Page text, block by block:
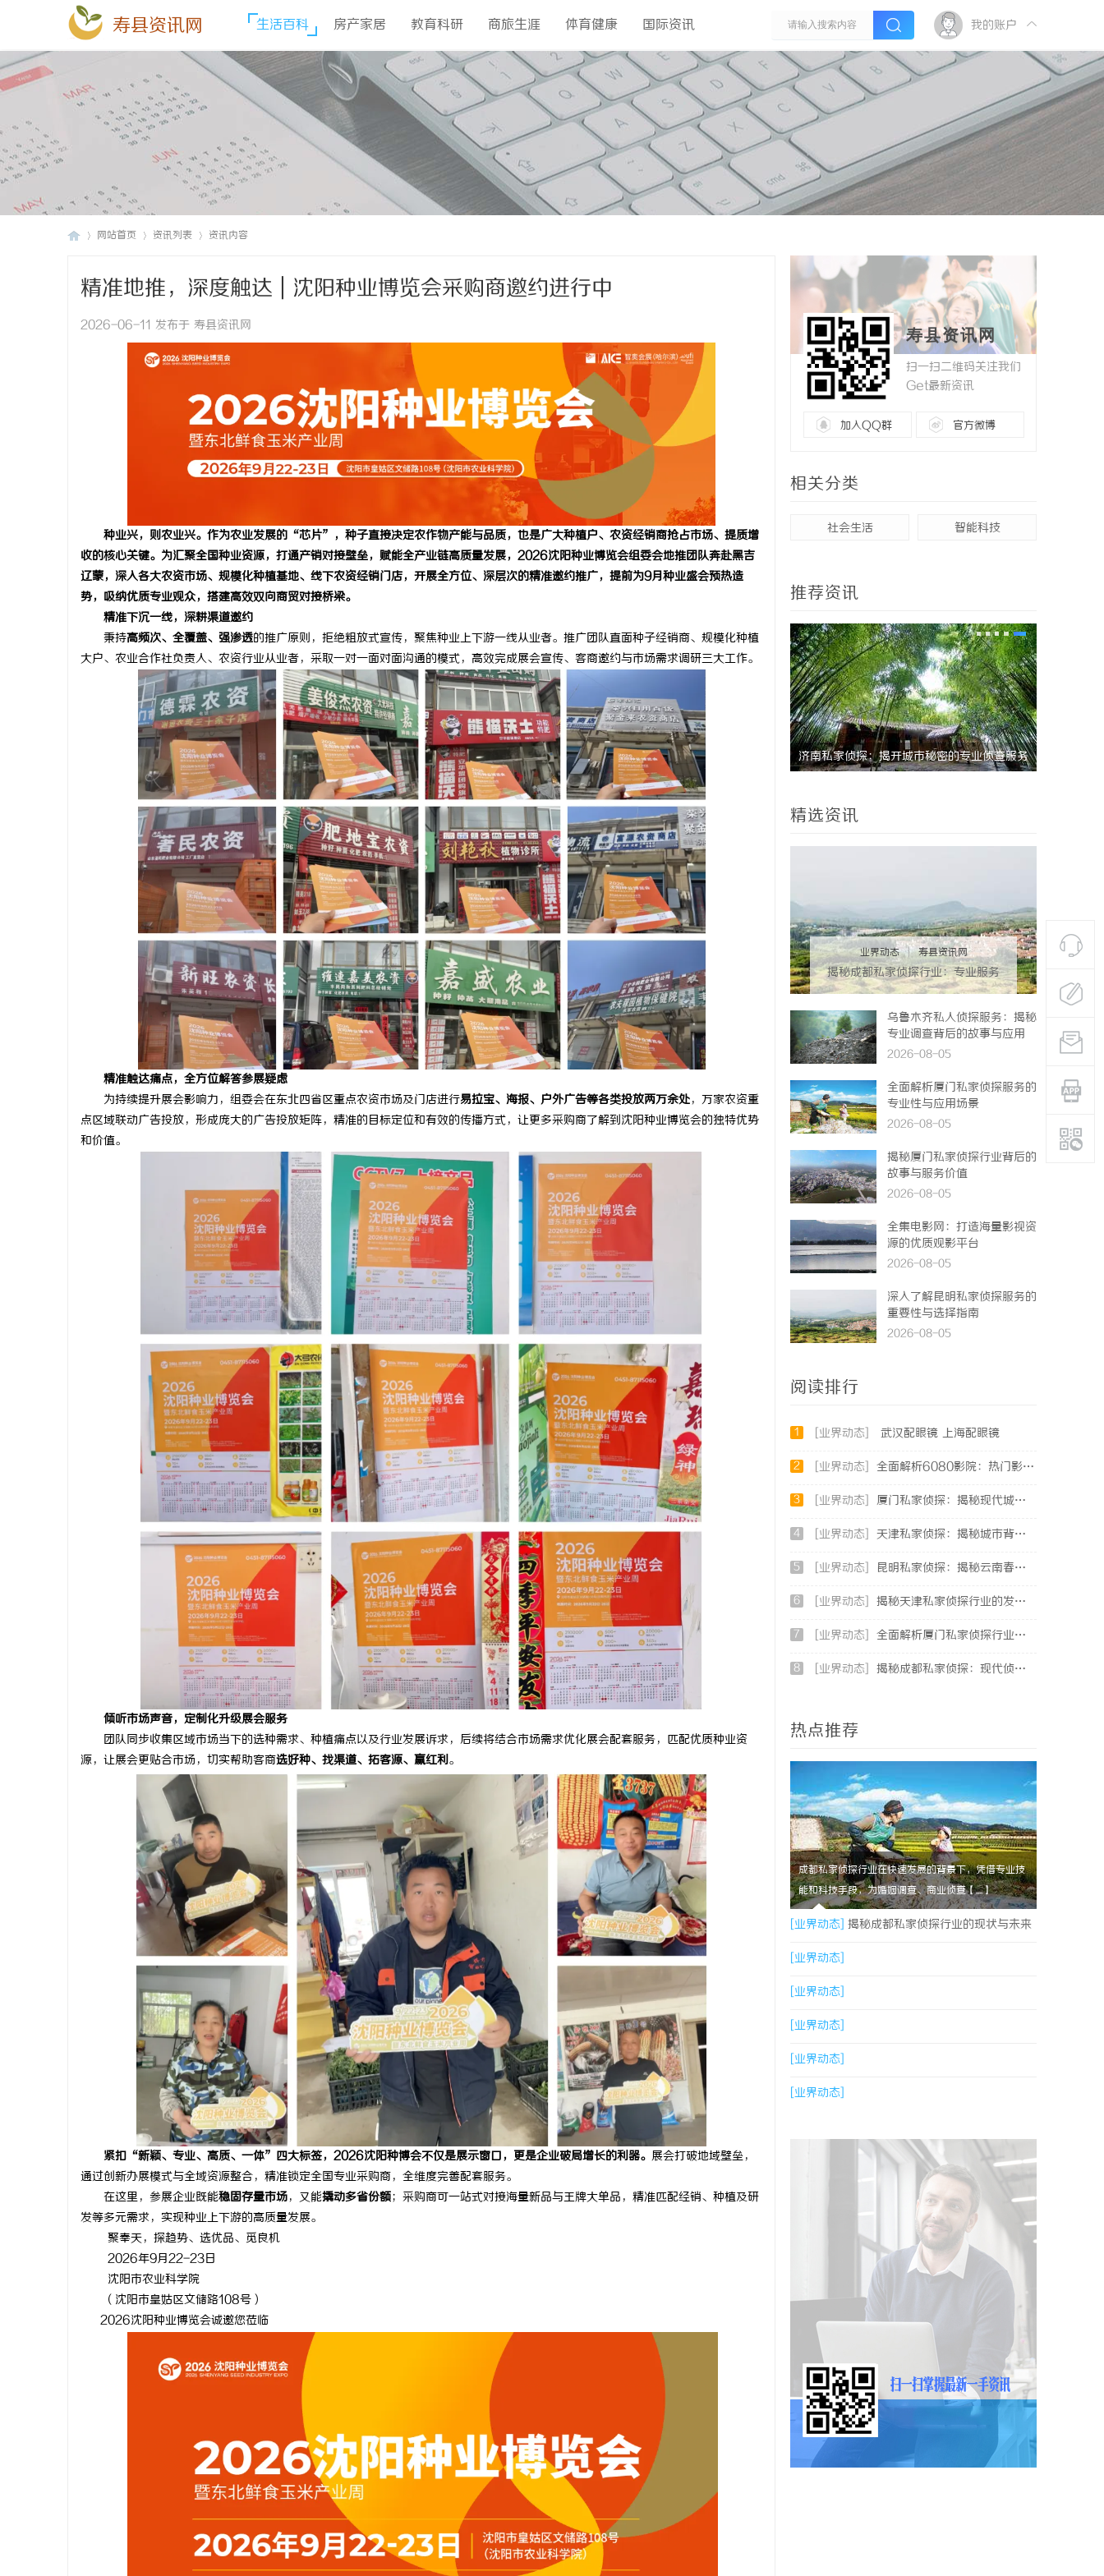
寿县资讯网 生活百科 房产家居 教育科研 商旅生涯 体育健康 国际资讯 我的账户
网站首页 资讯列表 资讯内容
精准地推，深度触达 | 沈阳种业博览会采购商邀约进行中
2026-06-11 发布于 寿县资讯网
种业兴，则农业兴。作为农业发展的“芯片”，种子直接决定农作物产能与品质，也是广大种植户、农资经销商抢占市场、提质增
收的核心关键。为汇聚全国种业资源，打通产销对接壁垒，赋能全产业链高质量发展，2026沈阳种业博览会组委会地推团队奔赴黑吉
辽蒙，深入各大农资市场、规模化种植基地、线下农资经销门店，开展全方位、深层次的精准邀约推广，提前为9月种业盛会预热造
势，吸纳优质专业观众，搭建高效双向商贸对接桥梁。
精准下沉一线，深耕渠道邀约
秉持高频次、全覆盖、强渗透的推广原则，拒绝粗放式宣传，聚焦种业上下游一线从业者。推广团队直面种子经销商、规模化种植
大户、农业合作社负责人、农资行业从业者，采取一对一面对面沟通的模式，高效完成展会宣传、客商邀约与市场需求调研三大工作。
精准触达痛点，全方位解答参展疑虑
为持续提升展会影响力，组委会在东北四省区重点农资市场及门店进行易拉宝、海报、户外广告等各类投放两万余处，万家农资重
点区域联动广告投放，形成庞大的广告投放矩阵，精准的目标定位和有效的传播方式，让更多采购商了解到沈阳种业博览会的独特优势
和价值。
倾听市场声音，定制化升级展会服务
团队同步收集区域市场当下的选种需求、种植痛点以及行业发展诉求，后续将结合市场需求优化展会配套服务，匹配优质种业资
源，让展会更贴合市场，切实帮助客商选好种、找渠道、拓客源、赢红利。
紧扣“新颖、专业、高质、一体”四大标签，2026沈阳种博会不仅是展示窗口，更是企业破局增长的利器。 展会打破地域壁垒，
通过创新办展模式与全域资源整合，精准锁定全国专业采购商，全维度完善配套服务。
在这里，参展企业既能稳固存量市场，又能撬动多省份额；采购商可一站式对接海量新品与王牌大单品，精准匹配经销、种植及研
发等多元需求，实现种业上下游的高质量发展。
聚奉天，探趋势、选优品、觅良机
2026年9月22-23日
沈阳市农业科学院
（沈阳市皇姑区文储路108号）
2026沈阳种业博览会诚邀您莅临
寿县资讯网
扫一扫二维码关注我们
Get最新资讯
加入QQ群 官方微博
相关分类
社会生活 智能科技
推荐资讯
决胜高端博弈：北京知识产权律师在疑难复杂
案件中的破局之道
精准监控无死角，紧凑型本安球机赋能安全管
理
揭秘成都私家侦探的职业魅力与现实挑战 济南私家侦探：揭开城市秘密的专业侦查服务
精选资讯
业界动态 | 寿县资讯网
揭秘成都私家侦探行业：专业服务
与法律边界解析
乌鲁木齐私人侦探服务：揭秘
专业调查背后的故事与应用
2026-08-05
全面解析厦门私家侦探服务的
专业性与应用场景
2026-08-05
揭秘厦门私家侦探行业背后的
故事与服务价值
2026-08-05
全集电影网：打造海量影视资
源的优质观影平台
2026-08-05
深入了解昆明私家侦探服务的
重要性与选择指南
2026-08-05
阅读排行
1 [业界动态] 武汉配眼镜 上海配眼镜
2 [业界动态] 全面解析6080影院：热门影视资源一站式观看体验
3 [业界动态] 厦门私家侦探：揭秘现代城市的隐秘守护者
4 [业界动态] 天津私家侦探：揭秘城市背后的隐秘守护者
5 [业界动态] 昆明私家侦探：揭秘云南春城中的隐秘调查力量
6 [业界动态] 揭秘天津私家侦探行业的发展与服务全解析
7 [业界动态] 全面解析厦门私家侦探行业的现状与发展趋势
8 [业界动态] 揭秘成都私家侦探：现代侦探服务的专业选择与行业前景
热点推荐
成都私家侦探行业在快速发展的背景下，凭借专业技
能和科技手段，为婚姻调查、商业侦查【....】
[业界动态] 揭秘成都私家侦探行业的现状与未来
发展趋势
[业界动态]
[业界动态]
[业界动态]
[业界动态]
[业界动态]